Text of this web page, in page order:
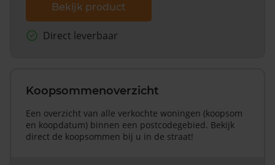
Bekijk product
Direct leverbaar
Koopsommenoverzicht
Een overzicht van alle verkochte woningen (koopsom
en koopdatum) binnen een postcodegebied. Bekijk
direct de koopsommen bij u in de straat!